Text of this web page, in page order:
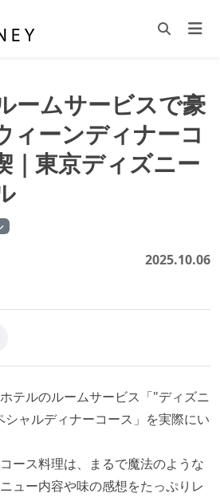
ームサービスで豪
ィーンディナーコ
｜東京ディズニー
2025.10.06
テルのルームサービス「"ディズニ
ャルディナーコース」を実際にい
ース料理は、まるで魔法のような
ュー内容や味の感想をたっぷりレ